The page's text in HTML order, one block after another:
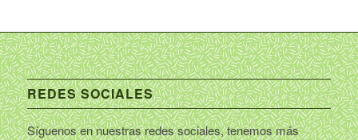
REDES SOCIALES
Síguenos en nuestras redes sociales, tenemos más